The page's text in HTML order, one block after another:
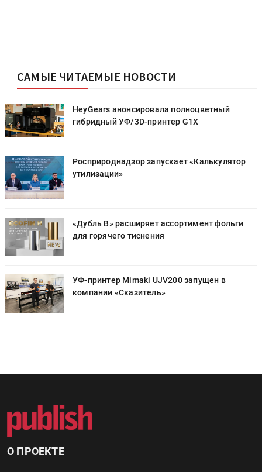
САМЫЕ ЧИТАЕМЫЕ НОВОСТИ
HeyGears анонсировала полноцветный
гибридный УФ/3D-принтер G1X
Росприроднадзор запускает «Калькулятор
утилизации»
«Дубль В» расширяет ассортимент фольги
для горячего тиснения
УФ-принтер Mimaki UJV200 запущен в
компании «Сказитель»
О ПРОЕКТЕ